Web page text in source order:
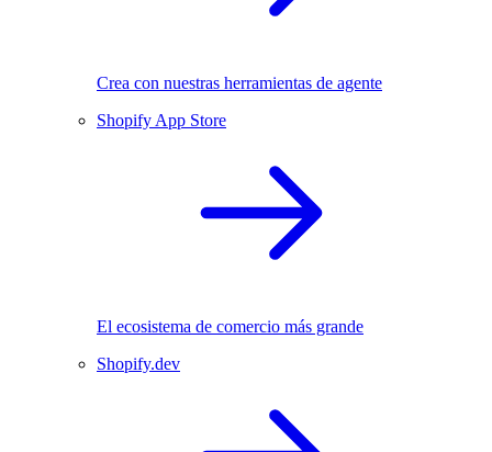
Crea con nuestras herramientas de agente
Shopify App Store
El ecosistema de comercio más grande
Shopify.dev